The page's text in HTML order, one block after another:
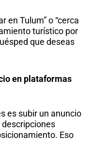
en Tulum” o “cerca
turístico por
que deseas
en plataformas
es subir un anuncio
Eso